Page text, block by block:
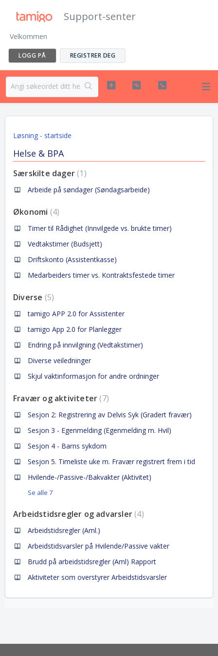
Support-senter
Velkommen
LOGG PÅ REGISTRER DEG
Løsning - startside
Helse & BPA
Særskilte dager 1
Arbeide på søndager (Søndagsarbeide)
Økonomi 4
Timer til Rådighet (Innvilgede vs. brukte timer)
Vedtakstimer (Budsjett)
Driftskonto (Assistentkasse)
Medarbeiders timer vs. Kontraktsfestede timer
Diverse 5
tamigo APP 2.0 for Assistenter
tamigo App 2.0 for Planlegger
Endring på innvilgning (Vedtakstimer)
Diverse veiledninger
Skjul vaktinformasjon for andre ordninger
Fravær og aktiviteter 7
Sesjon 2: Registrering av Delvis Syk (Gradert fravær)
Sesjon 3 - Egenmelding (Egenmelding m. Hvil)
Sesjon 4 - Barns sykdom
Sesjon 5. Timeliste uke m. Fravær registrert frem i tid
Hvilende-/Passive-/Bakvakter (Aktivitet)
Se alle 7
Arbeidstidsregler og advarsler 4
Arbeidstidsregler (Aml.)
Arbeidstidsvarsler på Hvilende/Passive vakter
Brudd på arbeidstidsregler (Aml) Rapport
Aktiviteter som overstyrer Arbeidstidsvarsler